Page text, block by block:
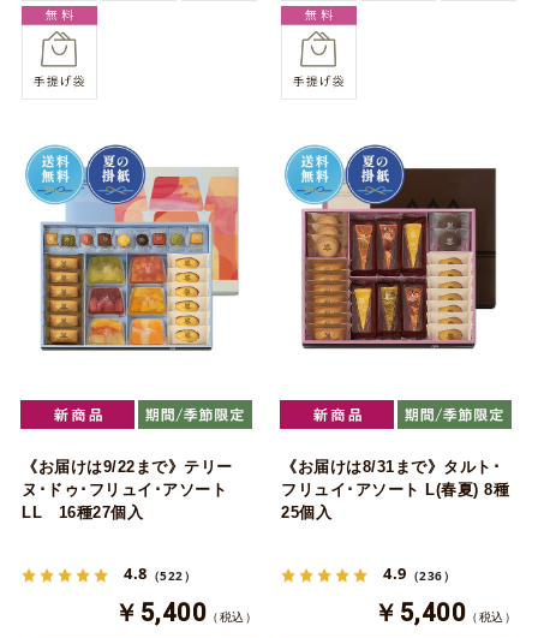
《お届けは9/22まで》テリー
ヌ･ドゥ･フリュイ･アソート
LL 16種27個入
4.8 （522）
￥5,400 （税込）
《お届けは8/31まで》タルト･
フリュイ･アソート L(春夏) 8種
25個入
4.9 （236）
￥5,400 （税込）